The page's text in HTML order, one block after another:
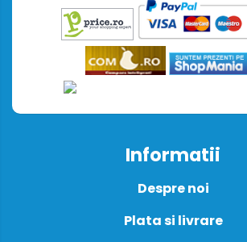
Informatii
Despre noi
Plata si livrare